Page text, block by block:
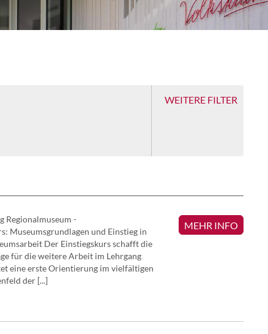
BRÄUCHE
WEITERE FILTER
Regionalmuseum -
Museumsgrundlagen und Einstieg in
Der Einstiegskurs schafft die
für die weitere Arbeit im Lehrgang
eine erste Orientierung im vielfältigen
der [...]
MEHR INFO